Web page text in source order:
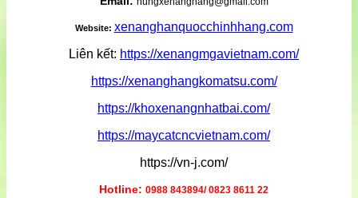
Website: xenanghanquocchinhhang.com
Liên kết: https://xenangmgavietnam.com/
https://xenanghangkomatsu.com/
https://khoxenangnhatbai.com/
https://maycatcncvietnam.com/
https://vn-j.com/
Hotline: 0988 843894/ 0823 8611 22